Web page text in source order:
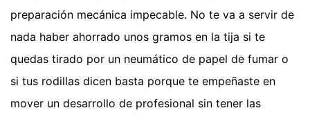
preparación mecánica impecable. No te va a servir de
nada haber ahorrado unos gramos en la tija si te
quedas tirado por un neumático de papel de fumar o
si tus rodillas dicen basta porque te empeñaste en
mover un desarrollo de profesional sin tener las